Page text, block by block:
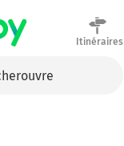
Itinéraires